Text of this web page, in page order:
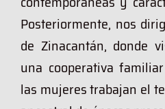
Posteriormente, nos
de Zinacantán, donde
una cooperativa
las mujeres trabajan el